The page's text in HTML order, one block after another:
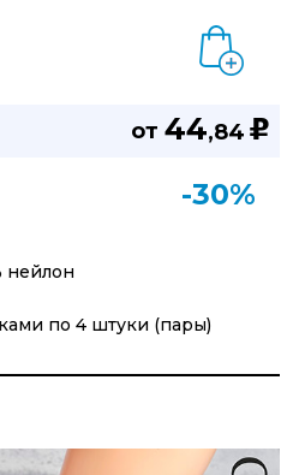
от 44,84 u
-30%
нейлон
по 4 штуки (пары)